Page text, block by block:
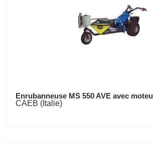
Enrubanneuse MS 550 AVE avec
CAEB (Italie)